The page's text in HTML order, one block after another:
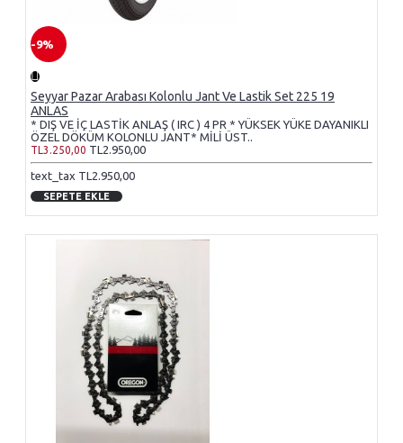
-9%
Seyyar Pazar Arabası Kolonlu Jant Ve Lastik Set 225 19
ANLAS
* DIŞ VE İÇ LASTİK ANLAŞ ( IRC ) 4 PR * YÜKSEK YÜKE DAYANIKLI
ÖZEL DÖKÜM KOLONLU JANT* MİLİ ÜST..
TL3.250,00 TL2.950,00
text_tax TL2.950,00
SEPETE EKLE